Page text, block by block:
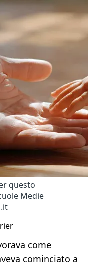
questo
Medie
come
cominciato a